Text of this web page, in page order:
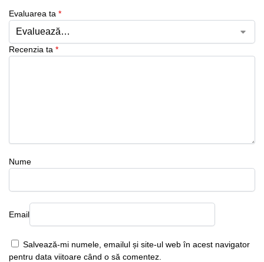
Evaluarea ta *
Recenzia ta *
Nume
Email
Salvează-mi numele, emailul și site-ul web în acest navigator
pentru data viitoare când o să comentez.